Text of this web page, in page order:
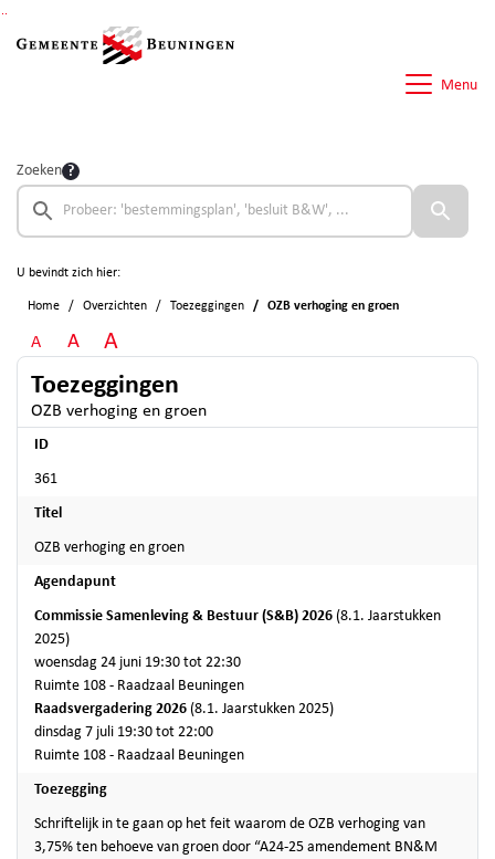
Menu
Zoeken
U bevindt zich hier:
Home Overzichten Toezeggingen OZB verhoging en groen
A A A
Toezeggingen
OZB verhoging en groen
ID
361
Titel
OZB verhoging en groen
Agendapunt
Commissie Samenleving & Bestuur (S&B) 2026 (8.1. Jaarstukken
2025)
woensdag 24 juni 19:30 tot 22:30
Ruimte 108 - Raadzaal Beuningen
Raadsvergadering 2026 (8.1. Jaarstukken 2025)
dinsdag 7 juli 19:30 tot 22:00
Ruimte 108 - Raadzaal Beuningen
Toezegging
Schriftelijk in te gaan op het feit waarom de OZB verhoging van
3,75% ten behoeve van groen door “A24-25 amendement BN&M